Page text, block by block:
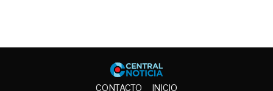
Central
CONTACTO INICIO